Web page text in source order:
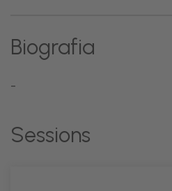
Biografia
-
Sessions